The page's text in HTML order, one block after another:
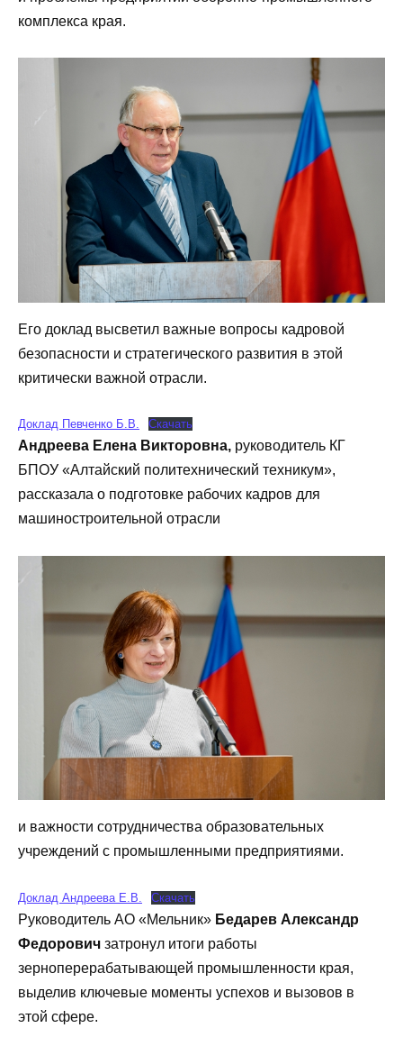
комплекса края.
Его доклад высветил важные вопросы кадровой
безопасности и стратегического развития в этой
критически важной отрасли.
Доклад Певченко Б.В. Скачать
Андреева Елена Викторовна, руководитель КГ
БПОУ «Алтайский политехнический техникум»,
рассказала о подготовке рабочих кадров для
машиностроительной отрасли
и важности сотрудничества образовательных
учреждений с промышленными предприятиями.
Доклад Андреева Е.В. Скачать
Руководитель АО «Мельник» Бедарев Александр
Федорович затронул итоги работы
зерноперерабатывающей промышленности края,
выделив ключевые моменты успехов и вызовов в
этой сфере.